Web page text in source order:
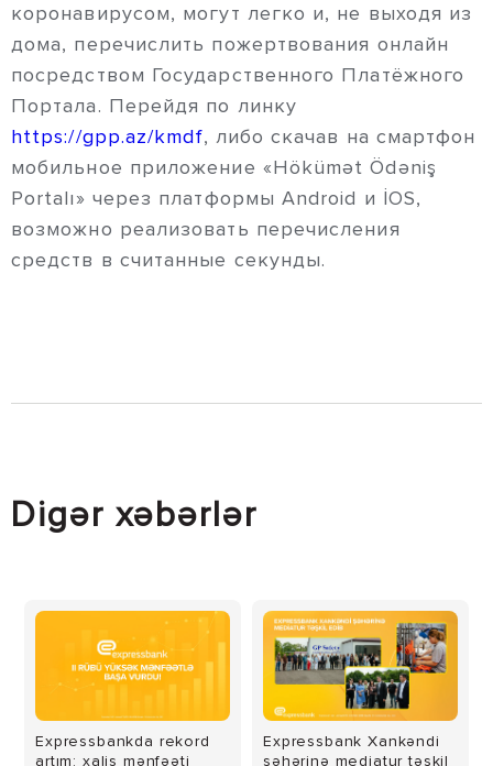
коронавирусом, могут легко и, не выходя из
дома, перечислить пожертвования онлайн
посредством Государственного Платёжного
Портала. Перейдя по линку
https://gpp.az/kmdf, либо скачав на смартфон
мобильное приложение «Hökümət Ödəniş
Portalı» через платформы Android и İOS,
возможно реализовать перечисления
средств в считанные секунды.
Digər xəbərlər
Expressbankda rekord
artım: xalis mənfəəti
Expressbank Xankəndi
şəhərinə mediatur təşkil